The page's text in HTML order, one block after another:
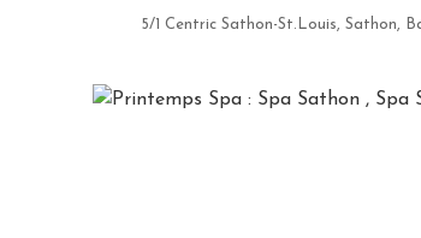
5/1 Centric Sathon-St.Louis, Sathon,